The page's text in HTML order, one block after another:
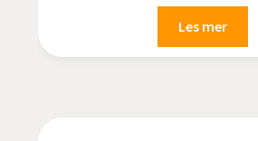
Les mer